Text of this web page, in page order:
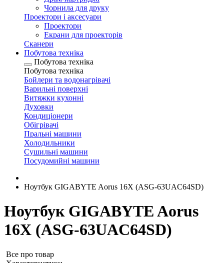
Чорнила для друку
Проектори і аксесуари
Проектори
Екрани для проекторів
Сканери
Побутова техніка
Побутова техніка
Побутова техніка
Бойлери та водонагрівачі
Варильні поверхні
Витяжки кухонні
Духовки
Кондиціонери
Обігрівачі
Пральні машини
Холодильники
Сушильні машини
Посудомийні машини
Ноутбук GIGABYTE Aorus 16X (ASG-63UAC64SD)
Ноутбук GIGABYTE Aorus
16X (ASG-63UAC64SD)
Все про товар